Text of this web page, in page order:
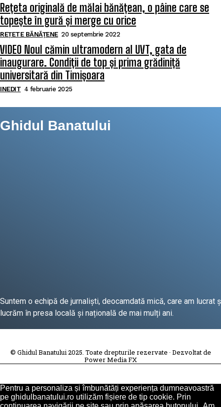
Rețeta originală de mălai bănățean, o pâine care se
topește în gură și merge cu orice
REȚETE BĂNĂȚENE 20 septembrie 2022
VIDEO Noul cămin ultramodern al UVT, gata de
inaugurare. Condiții de top și prima grădiniță
universitară din Timișoara
INEDIT 4 februarie 2025
Ghidul Banatului
Suntem o echipă de jurnaliști, deocamdată mică, care am lucrat
lucrăm în presa locală și națională de mai mulți ani.
DESPRE PROIECT
© Ghidul Banatului 2025. Toate drepturile rezervate · Dezvoltat de
Power Media FX
Pentru a personaliza și îmbunătăți experiența dumneavoastră
pe ghidulbanatului.ro utilizăm fișiere de tip cookie. Prin